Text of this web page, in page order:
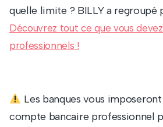
quelle limite ? BILLY a regroupé
Découvrez tout ce que vous
professionnels !
Les banques vous imposeront
compte bancaire professionnel